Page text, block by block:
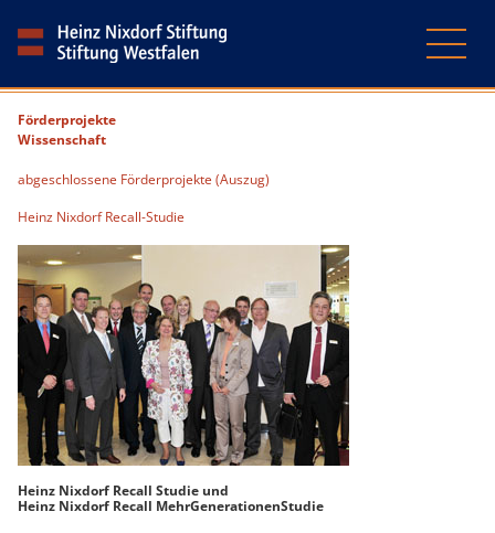
Förderprojekte
Wissenschaft
abgeschlossene Förderprojekte (Auszug)
Heinz Nixdorf Recall-Studie
Heinz Nixdorf Recall Studie und
Heinz Nixdorf Recall MehrGenerationenStudie